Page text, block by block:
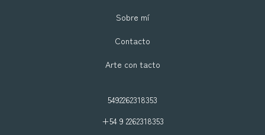
Sobre mí
Contacto
Arte con tacto
5492262318353
+54 9 2262318353